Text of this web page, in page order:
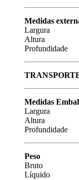
Medidas
Largura
Altura
Medidas
Largura
Altura
Peso
Bruto